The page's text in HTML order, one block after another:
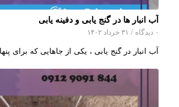
آب انبار ها در گنج یابی و دفینه یابی
۰ دیدگاه / ۳۱ خرداد ۱۴۰۲
آب انبار در گنج یابی ، یکی از جاهایی که برای